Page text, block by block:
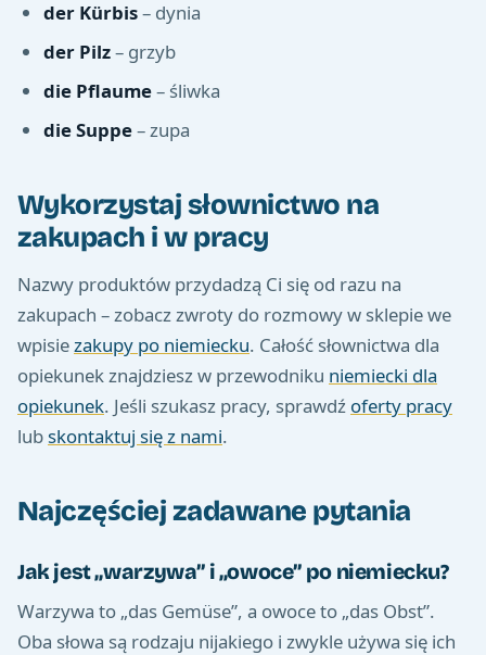
der Kürbis– dynia
der Pilz– grzyb
die Pflaume– śliwka
die Suppe– zupa
Wykorzystaj słownictwo na
zakupach i w pracy
Nazwy produktów przydadzą Ci się od razu na
zakupach – zobacz zwroty do rozmowy w sklepie we
wpisiezakupy po niemiecku. Całość słownictwa dla
opiekunek znajdziesz w przewodniku niemiecki dla
opiekunek. Jeśli szukasz pracy, sprawdź oferty pracy
lubskontaktuj się z nami.
Najczęściej zadawane pytania
Jak jest „warzywa” i „owoce” po niemiecku?
Warzywa to „das Gemüse”, a owoce to „das Obst”.
Oba słowa są rodzaju nijakiego i zwykle używa się ich